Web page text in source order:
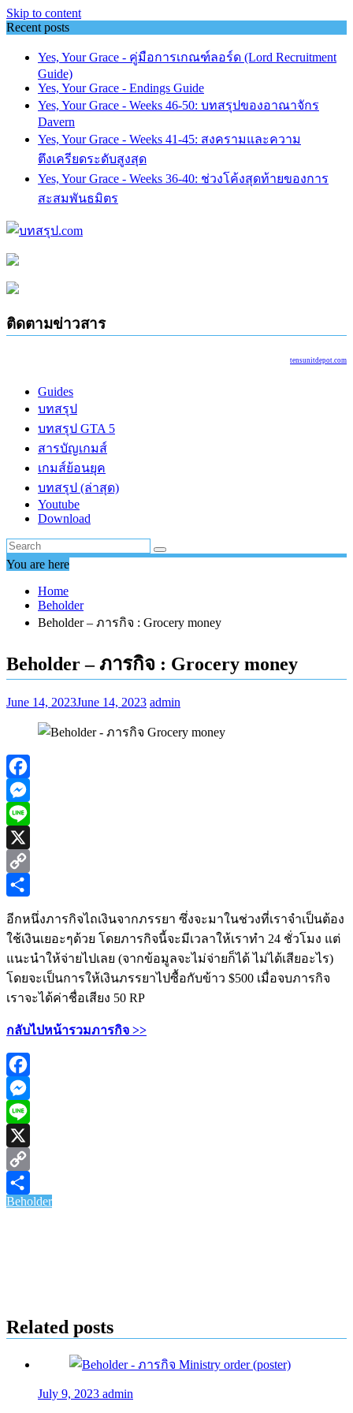
Skip to content
Recent posts
Yes, Your Grace - คู่มือการเกณฑ์ลอร์ด (Lord Recruitment
Guide)
Yes, Your Grace - Endings Guide
Yes, Your Grace - Weeks 46-50: บทสรุปของอาณาจักร
Davern
Yes, Your Grace - Weeks 41-45: สงครามและความ
ตึงเครียดระดับสูงสุด
Yes, Your Grace - Weeks 36-40: ช่วงโค้งสุดท้ายของการ
สะสมพันธมิตร
ติดตามข่าวสาร
tensunitdepot.com
Guides
บทสรุป
บทสรุป GTA 5
สารบัญเกมส์
เกมส์ย้อนยุค
บทสรุป (ล่าสุด)
Youtube
Download
You are here
Home
Beholder
Beholder – ภารกิจ : Grocery money
Beholder – ภารกิจ : Grocery money
June 14, 2023June 14, 2023 admin
Facebook
Messenger
Line
X
Copy
อีกหนึ่งภารกิจไถเงินจากภรรยา ซึ่งจะมาในช่วงที่เราจำเป็นต้อง
ใช้เงินเยอะๆด้วย โดยภารกิจนี้จะมีเวลาให้เราทำ 24 ชั่วโมง แต่
แนะนำให้จ่ายไปเลย (จากข้อมูลจะไม่จ่ายก็ได้ ไม่ได้เสียอะไร)
โดยจะเป็นการให้เงินภรรยาไปซื้อกับข้าว $500 เมื่อจบภารกิจ
เราจะได้ค่าชื่อเสียง 50 RP
กลับไปหน้ารวมภารกิจ >>
Facebook
Messenger
Line
X
Copy
Link
Share
Beholder
Related posts
July 9, 2023 admin